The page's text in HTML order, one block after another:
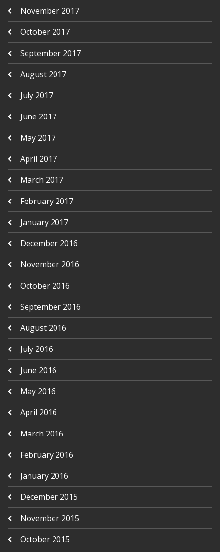
November 2017
October 2017
September 2017
August 2017
July 2017
June 2017
May 2017
April 2017
March 2017
February 2017
January 2017
December 2016
November 2016
October 2016
September 2016
August 2016
July 2016
June 2016
May 2016
April 2016
March 2016
February 2016
January 2016
December 2015
November 2015
October 2015